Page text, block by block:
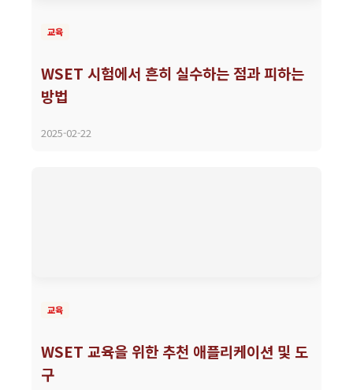
교육
WSET 시험에서 흔히 실수하는 점과 피하는
방법
2025-02-22
교육
WSET 교육을 위한 추천 애플리케이션 및 도
구